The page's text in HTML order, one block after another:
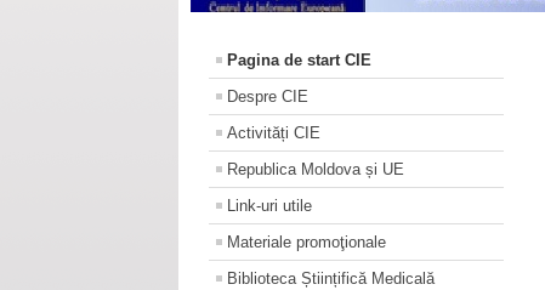
Pagina de start CIE
Despre CIE
Activități CIE
Republica Moldova și UE
Link-uri utile
Materiale promoţionale
Biblioteca Științifică Medicală